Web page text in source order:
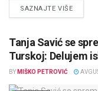
SAZNAJTE VIŠEDETAILS
Tanja Savić se
Turskoj: Delujem
BY MIŠKO PETROVIĆ